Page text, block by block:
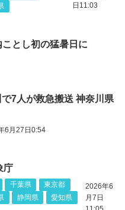
日11:03
とし初の猛暑日に
で7人が救急搬送 神奈川県
6月27日0:54
庁
千葉県
東京都
静岡県
愛知県
2026年6
月7日